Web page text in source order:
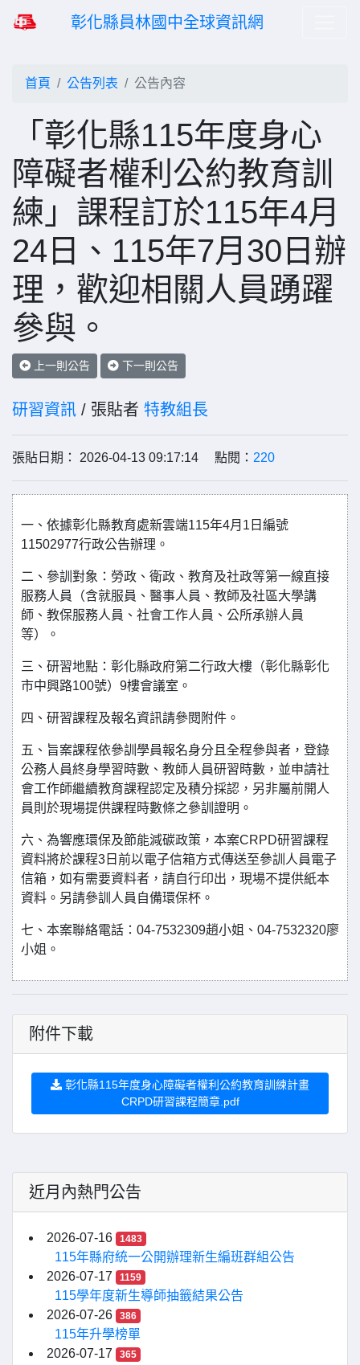
彰化縣員林國中全球資訊網
首頁 公告列表 公告內容
「彰化縣115年度身心
障礙者權利公約教育訓
練」課程訂於115年4月
24日、115年7月30日辦
理，歡迎相關人員踴躍
參與。
上一則公告 下一則公告
研習資訊 / 張貼者 特教組長
張貼日期： 2026-04-13 09:17:14 點閱： 220
一、依據彰化縣教育處新雲端115年4月1日編號
11502977行政公告辦理。
二、參訓對象：勞政、衛政、教育及社政等第一線直接
服務人員（含就服員、醫事人員、教師及社區大學講
師、教保服務人員、社會工作人員、公所承辦人員
等）。
三、研習地點：彰化縣政府第二行政大樓（彰化縣彰化
市中興路100號）9樓會議室。
四、研習課程及報名資訊請參閱附件。
五、旨案課程依參訓學員報名身分且全程參與者，登錄
公務人員終身學習時數、教師人員研習時數，並申請社
會工作師繼續教育課程認定及積分採認，另非屬前開人
員則於現場提供課程時數條之參訓證明。
六、為響應環保及節能減碳政策，本案CRPD研習課程
資料將於課程3日前以電子信箱方式傳送至參訓人員電子
信箱，如有需要資料者，請自行印出，現場不提供紙本
資料。另請參訓人員自備環保杯。
七、本案聯絡電話：04-7532309趙小姐、04-7532320廖
小姐。
附件下載
彰化縣115年度身心障礙者權利公約教育訓練計畫
CRPD研習課程簡章.pdf
近月內熱門公告
2026-07-16 1483
115年縣府統一公開辦理新生編班群組公告
2026-07-17
1159
115學年度新生導師抽籤結果公告
2026-07-26
386
115年升學榜單
2026-07-17
365